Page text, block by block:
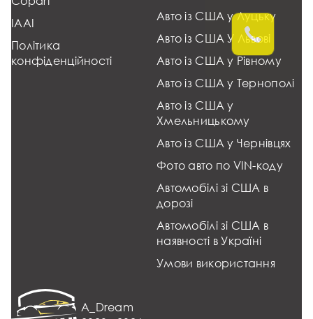
IAAI
Політика
конфіденційності
Авто із США у Луцьку
Авто із США У Львові
Авто із США у Рівному
Авто із США у Тернополі
Авто із США у
Хмельницькому
Авто із США у Чернівцях
Фото авто по VIN-коду
Автомобілі зі США в
дорозі
Автомобілі зі США в
наявності в Україні
Умови використання
A_Dream